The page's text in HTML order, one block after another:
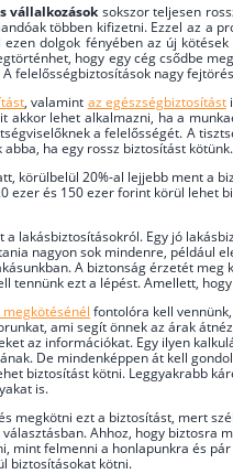
vállalkozásoksokszor teljesen
többen kifizetni. Ezzel az a
ezen dolgok fényében az új
hogy egy cég csődbe
felelősségbiztosítások nagy
, valamint az egészségbiztosítást
akkor lehet alkalmazni, ha a
a felelősségét. A
ha egy rossz biztosítást kötünk.
körülbelül 20%-al lejjebb ment a
ezer és 150 ezer forint körül lehet
a lakásbiztosításokról. Egy jó
nagyon sok mindenre, például
A biztonság érzetét
tennünk ezt a lépést. Amellett,
fontolóra kell
ami segít önnek az árak
az információkat. Egy ilyen
De mindenképpen át kell
biztosítást kötni. Leggyakrabb
is.
megkötni ezt a biztosítást, mert
Ahhoz, hogy biztosra
mint felmenni a honlapunkra és
biztosításokat kötni.